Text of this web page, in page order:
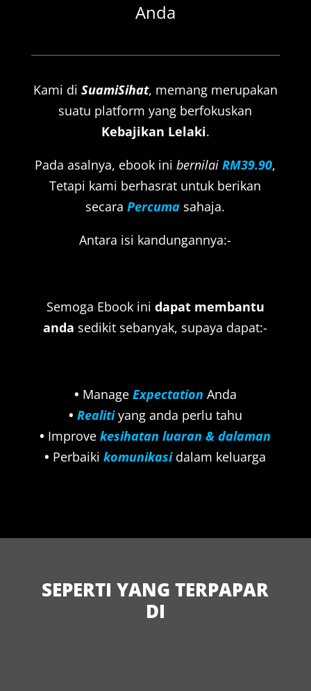
Anda
Kami di SuamiSihat, memang merupakan
suatu platform yang berfokuskan
Kebajikan Lelaki.
Pada asalnya, ebook inibernilaiRM39.90,
Tetapi kami berhasrat untuk berikan
secara Percuma sahaja.
Antara isi kandungannya:-
Semoga Ebook ini dapat membantu
anda sedikit sebanyak, supaya dapat:-
• Manage Expectation Anda
• Realitiyang anda perlu tahu
• Improvekesihatan luaran & dalaman
• Perbaikikomunikasidalam keluarga
SEPERTI YANG TERPAPAR
DI